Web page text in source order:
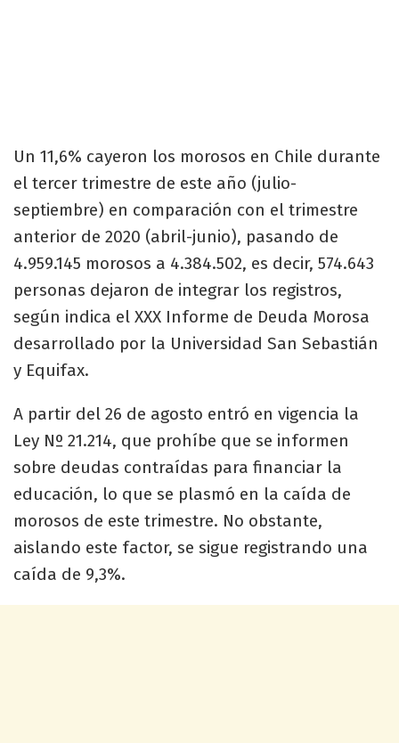
Un 11,6% cayeron los morosos en Chile durante
el tercer trimestre de este año (julio-
septiembre) en comparación con el trimestre
anterior de 2020 (abril-junio), pasando de
4.959.145 morosos a 4.384.502, es decir, 574.643
personas dejaron de integrar los registros,
según indica el XXX Informe de Deuda Morosa
desarrollado por la Universidad San Sebastián
y Equifax.
A partir del 26 de agosto entró en vigencia la
Ley Nº 21.214, que prohíbe que se informen
sobre deudas contraídas para financiar la
educación, lo que se plasmó en la caída de
morosos de este trimestre. No obstante,
aislando este factor, se sigue registrando una
caída de 9,3%.